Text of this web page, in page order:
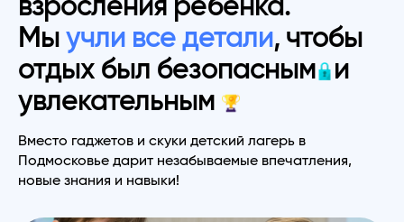
взросления ребенка.
Мыучли все детали, чтобы
отдых был безопасными
увлекательным
Вместо гаджетов и скуки детский лагерь в
Подмосковье дарит незабываемые впечатления,
новые знания и навыки!